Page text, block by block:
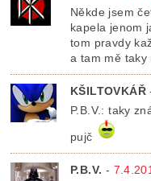
Někde jsem
kapela jenom
tom pravdy
a tam mě taky
KŠILTOVKÁŘ
P.B.V.: taky
pujč
P.B.V. -